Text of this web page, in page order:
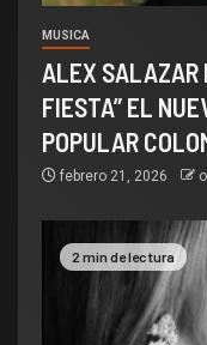
MUSICA
ALEX SALAZAR
FIESTA” EL
POPULAR
febrero 21, 2026
2 min de lectura